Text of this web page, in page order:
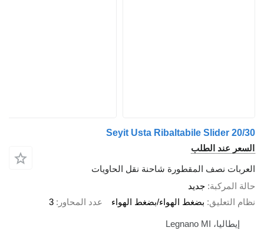
Seyit Usta Ribaltabile Slider
عند الطلب
نصف المقطورة شاحنة نقل الحاويات
المركبة جديد
التعليق بضغط الهواء/بضغط الهواء عدد المحاور 3
إيطاليا، Legnano MI